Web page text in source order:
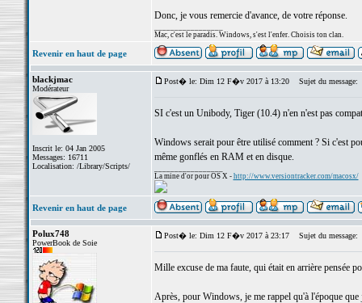
Donc, je vous remercie d'avance, de votre réponse.
Mac, c'est le paradis. Windows, s'est l'enfer. Choisis ton clan.
Revenir en haut de page
blackjmac
Modérateur
Inscrit le: 04 Jan 2005
Messages: 16711
Localisation: /Library/Scripts/
Post� le: Dim 12 F�v 2017 à 13:20 Sujet du message:
SI c'est un Unibody, Tiger (10.4) n'en n'est pas
Windows serait pour être utilisé comment ? Si c'est
même gonflés en RAM et en disque.
La mine d'or pour OS X - http://www.versiontracker.com/macosx/
Revenir en haut de page
Polux748
PowerBook de Soie
Post� le: Dim 12 F�v 2017 à 23:17 Sujet du message:
Mille excuse de ma faute, qui était en arrière pensée
Après, pour Windows, je me rappel qu'à l'époque